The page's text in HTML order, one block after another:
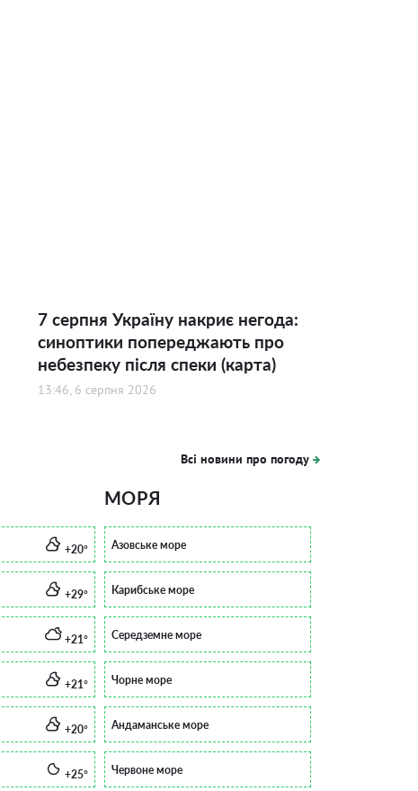
7 серпня Україну накриє негода:
синоптики попереджають про
небезпеку після спеки (карта)
13:46, 6 серпня 2026
Всі новини про погоду
+20°
+29°
+21°
+21°
+20°
+25°
МОРЯ
Азовське море
Карибське море
Середземне море
Чорне море
Андаманське море
Червоне море